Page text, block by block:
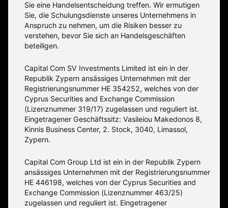
Sie eine Handelsentscheidung treffen. Wir ermutigen
Sie, die Schulungsdienste unseres Unternehmens in
Anspruch zu nehmen, um die Risiken besser zu
verstehen, bevor Sie sich an Handelsgeschäften
beteiligen.
Capital Com SV Investments Limited ist ein in der
Republik Zypern ansässiges Unternehmen mit der
Registrierungsnummer HE 354252, welches von der
Cyprus Securities and Exchange Commission
(Lizenznummer 319/17) zugelassen und reguliert ist.
Eingetragener Geschäftssitz: Vasileiou Makedonos 8,
Kinnis Business Center, 2. Stock, 3040, Limassol,
Zypern.
Capital Com Group Ltd ist ein in der Republik Zypern
ansässiges Unternehmen mit der Registrierungsnummer
ΗΕ 446198, welches von der Cyprus Securities and
Exchange Commission (Lizenznummer 463/25)
zugelassen und reguliert ist. Eingetragener